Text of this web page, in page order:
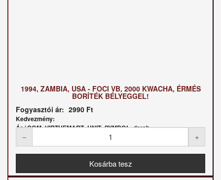
1994, ZAMBIA, USA - FOCI VB, 2000 KWACHA, ÉRMÉS
BORÍTÉK BÉLYEGGEL!
Fogyasztói ár: 2990 Ft
Kedvezmény:
Ár / COM_VIRTUEMART_UNIT_SYMBOL_darab: